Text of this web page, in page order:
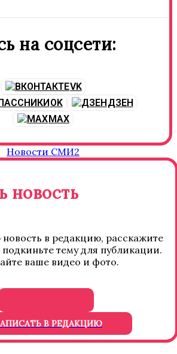
на соцсети:
VK
OK
ДЗЕН
MAX
Новости СМИ2
новость
в редакцию, расскажите
тему для публикации.
ваше видео и фото.
В РЕДАКЦИЮ